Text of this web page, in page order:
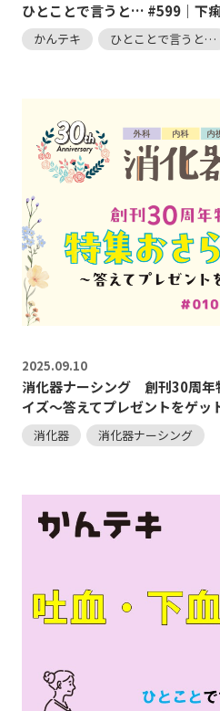
ひとことで言うと… #599｜下
かんテキ ひとことで言うと…
2025.09.10
消化器ナーシング 創刊30周
イズ～答えてプレゼントをゲッ
消化器 消化器ナーシング